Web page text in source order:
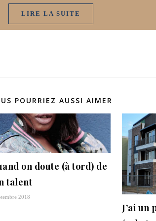
LIRE LA SUITE
POURRIEZ AUSSI AIMER
on doute (à tord) de
talent
2018
J’ai un